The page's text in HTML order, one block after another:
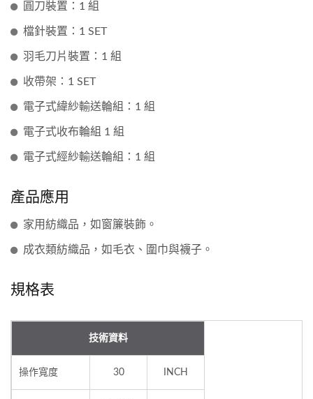
圓刀裝置：1 組
檔針裝置：1 SET
羽毛刀片裝置：1 組
收帶架：1 SET
電子式緯紗輸送輪組：1 組
電子式收布輪組 1 組
電子式經紗輸送輪組：1 組
產品應用
家用紡織品，如窗簾裝飾。
成衣類紡織品，如毛衣、圍巾與襪子。
規格表
技術資料
操作寬度 30 INCH